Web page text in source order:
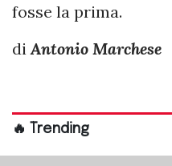
fosse la prima.
diAntonio Marchese
🔥 Trending